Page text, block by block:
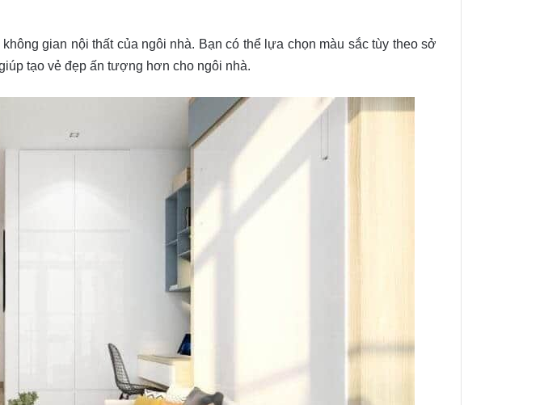
gian nội thất của ngôi nhà. Bạn có thể lựa chọn màu sắc tùy theo sở
tạo vẻ đẹp ấn tượng hơn cho ngôi nhà.